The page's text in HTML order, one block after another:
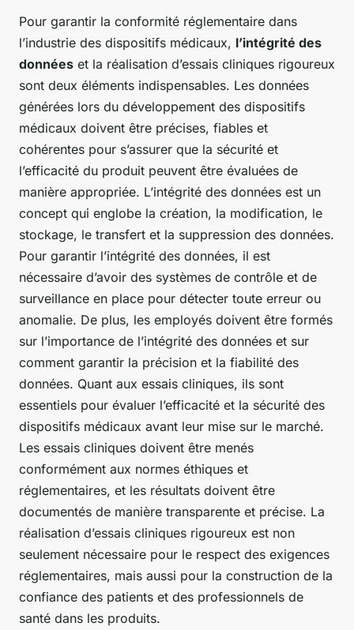
Pour garantir la conformité réglementaire dans
l’industrie des dispositifs médicaux, l’intégrité des
données et la réalisation d’essais cliniques rigoureux
sont deux éléments indispensables. Les données
générées lors du développement des dispositifs
médicaux doivent être précises, fiables et
cohérentes pour s’assurer que la sécurité et
l’efficacité du produit peuvent être évaluées de
manière appropriée. L’intégrité des données est un
concept qui englobe la création, la modification, le
stockage, le transfert et la suppression des données.
Pour garantir l’intégrité des données, il est
nécessaire d’avoir des systèmes de contrôle et de
surveillance en place pour détecter toute erreur ou
anomalie. De plus, les employés doivent être formés
sur l’importance de l’intégrité des données et sur
comment garantir la précision et la fiabilité des
données. Quant aux essais cliniques, ils sont
essentiels pour évaluer l’efficacité et la sécurité des
dispositifs médicaux avant leur mise sur le marché.
Les essais cliniques doivent être menés
conformément aux normes éthiques et
réglementaires, et les résultats doivent être
documentés de manière transparente et précise. La
réalisation d’essais cliniques rigoureux est non
seulement nécessaire pour le respect des exigences
réglementaires, mais aussi pour la construction de la
confiance des patients et des professionnels de
santé dans les produits.